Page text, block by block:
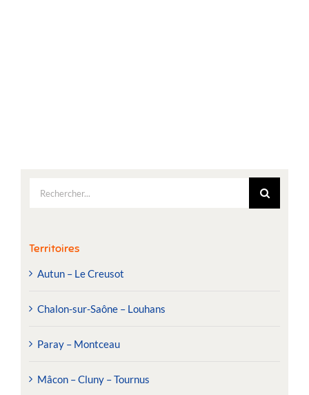
Rechercher:
Territoires
Autun – Le Creusot
Chalon-sur-Saône – Louhans
Paray – Montceau
Mâcon – Cluny – Tournus